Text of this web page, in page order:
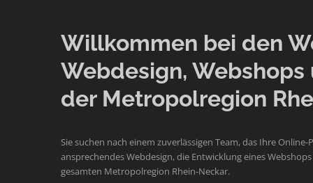
Willkommen bei den
Webdesign,
der Metropolregion
Sie suchen nach einem zuverlässigen Team, das Ihre
ansprechendes Webdesign, die Entwicklung eines
gesamten Metropolregion Rhein-Neckar.